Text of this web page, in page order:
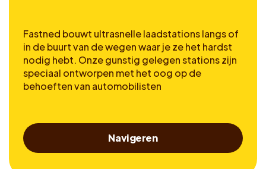
Fastned bouwt ultrasnelle laadstations langs of
in de buurt van de wegen waar je ze het hardst
nodig hebt. Onze gunstig gelegen stations zijn
speciaal ontworpen met het oog op de
behoeften van automobilisten
Navigeren